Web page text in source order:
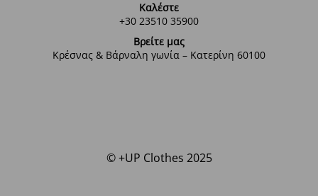
Καλέστε
+30 23510 35900
Βρείτε μας
Κρέσνας & Βάρναλη γωνία – Κατερίνη 60100
© +UP Clothes 2025